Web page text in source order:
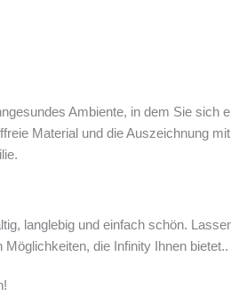
Ambiente, in dem Sie sich
Material und die Auszeichnung
langlebig und einfach schön.
die Infinity Ihnen bietet..